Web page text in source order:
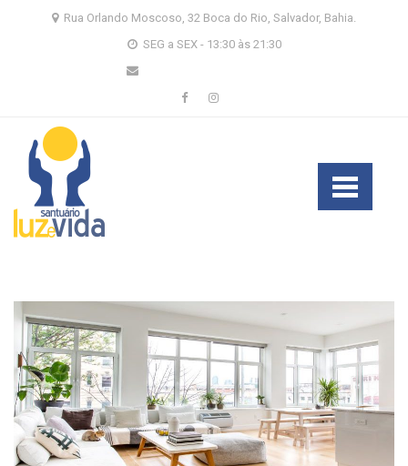
Rua Orlando Moscoso, 32 Boca do Rio, Salvador, Bahia.
SEG a SEX - 13:30 às 21:30